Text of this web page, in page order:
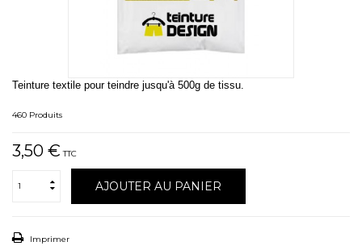
Teinture textile pour teindre jusqu'à 500g de tissu.
460 Produits
3,50 € TTC
AJOUTER AU PANIER
Imprimer